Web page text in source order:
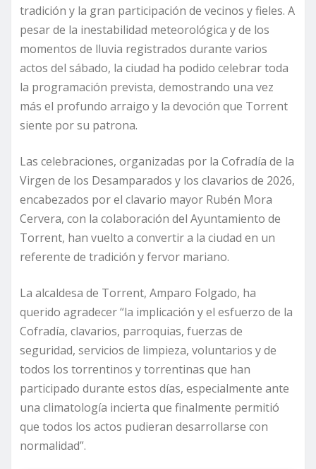
tradición y la gran participación de vecinos y fieles. A
pesar de la inestabilidad meteorológica y de los
momentos de lluvia registrados durante varios
actos del sábado, la ciudad ha podido celebrar toda
la programación prevista, demostrando una vez
más el profundo arraigo y la devoción que Torrent
siente por su patrona.
Las celebraciones, organizadas por la Cofradía de la
Virgen de los Desamparados y los clavarios de 2026,
encabezados por el clavario mayor Rubén Mora
Cervera, con la colaboración del Ayuntamiento de
Torrent, han vuelto a convertir a la ciudad en un
referente de tradición y fervor mariano.
La alcaldesa de Torrent, Amparo Folgado, ha
querido agradecer “la implicación y el esfuerzo de la
Cofradía, clavarios, parroquias, fuerzas de
seguridad, servicios de limpieza, voluntarios y de
todos los torrentinos y torrentinas que han
participado durante estos días, especialmente ante
una climatología incierta que finalmente permitió
que todos los actos pudieran desarrollarse con
normalidad”.